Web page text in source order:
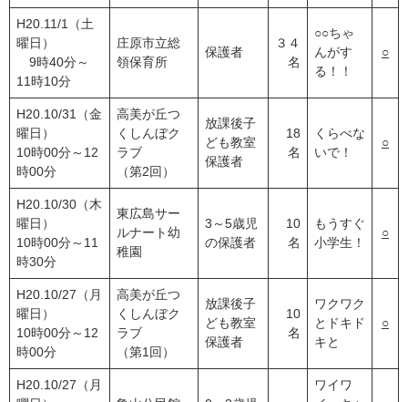
H20.11/1（土
曜日）
9時40分～
11時10分
庄原市立総
領保育所
保護者
３４
名
○○ちゃ
んがす
る！！
○
H20.10/31（金
曜日）
10時00分～12
時00分
高美が丘つ
くしんぼク
ラブ
（第2回）
放課後子
ども教室
保護者
18
名
くらべな
いで！
○
H20.10/30（木
曜日）
10時00分～11
時30分
東広島サー
ルナート幼
稚園
3～5歳児
の保護者
10
名
もうすぐ
小学生！
○
H20.10/27（月
曜日）
10時00分～12
時00分
高美が丘つ
くしんぼク
ラブ
（第1回）
放課後子
ども教室
保護者
10
名
ワクワク
とドキド
キと
○
H20.10/27（月
ワイワ